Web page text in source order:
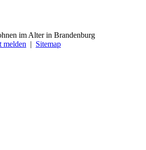
melden | Sitemap